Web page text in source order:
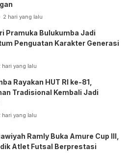
2 hari yang lalu
Pramuka Bulukumba Jadi
Penguatan Karakter Generasi
hari yang lalu
Rayakan HUT RI ke-81,
Tradisional Kembali Jadi
hari yang lalu
Ramly Buka Amure Cup III,
Atlet Futsal Berprestasi